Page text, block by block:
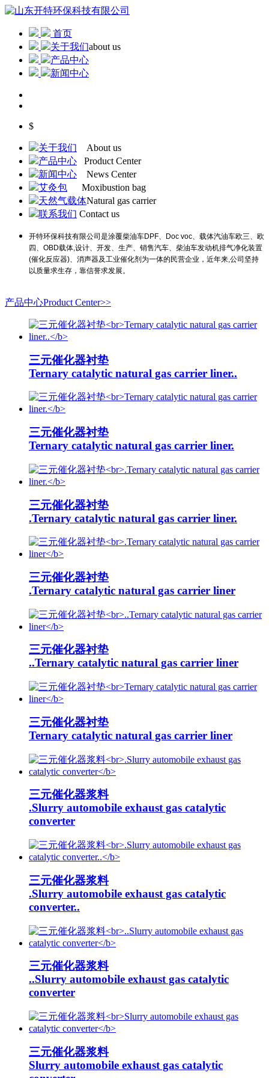
首页
关于我们about us
产品中心
新闻中心
$
关于我们 About us
产品中心 Product Center
新闻中心 News Center
艾灸包 Moxibustion bag
天然气载体Natural gas carrier
联系我们 Contact us
开特环保科技有限公司是涂覆柴油车DPF、Doc voc、载体汽油车欧三、欧
四、OBD载体,设计、开发、生产、销售汽车、柴油车发动机排气净化装置
(催化反应器)、消声器及工业催化剂为一体的民营企业，近年来,公司坚持
以质量求生存，靠信誉求发展。
产品中心Product Center>>
三元催化器衬垫
Ternary catalytic natural gas carrier liner..
三元催化器衬垫
Ternary catalytic natural gas carrier liner.
三元催化器衬垫
.Ternary catalytic natural gas carrier liner.
三元催化器衬垫
.Ternary catalytic natural gas carrier liner
三元催化器衬垫
..Ternary catalytic natural gas carrier liner
三元催化器衬垫
Ternary catalytic natural gas carrier liner
三元催化器浆料
.Slurry automobile exhaust gas catalytic
converter
三元催化器浆料
.Slurry automobile exhaust gas catalytic
converter..
三元催化器浆料
..Slurry automobile exhaust gas catalytic
converter
三元催化器浆料
Slurry automobile exhaust gas catalytic